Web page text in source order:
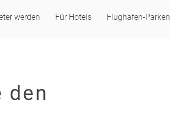
werden Für Hotels Flughafen-Parken
den